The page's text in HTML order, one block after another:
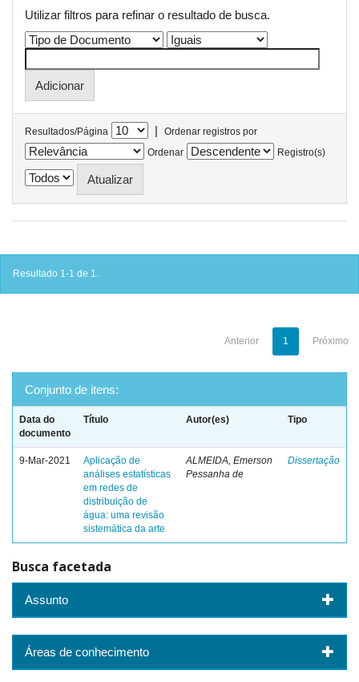
Utilizar filtros para refinar o resultado de busca.
Resultados/Página |
Ordenar registros por
Ordenar
Registro(s)
Resultado 1-1 de 1.
Anterior 1 Próximo
Conjunto de itens:
Data do
documento
Título Autor(es) Tipo
9-Mar-2021
Aplicação de
análises estatísticas
em redes de
distribuição de
água: uma revisão
sistemática da arte
ALMEIDA, Emerson
Pessanha de
Dissertação
Busca facetada
Assunto
Áreas de conhecimento